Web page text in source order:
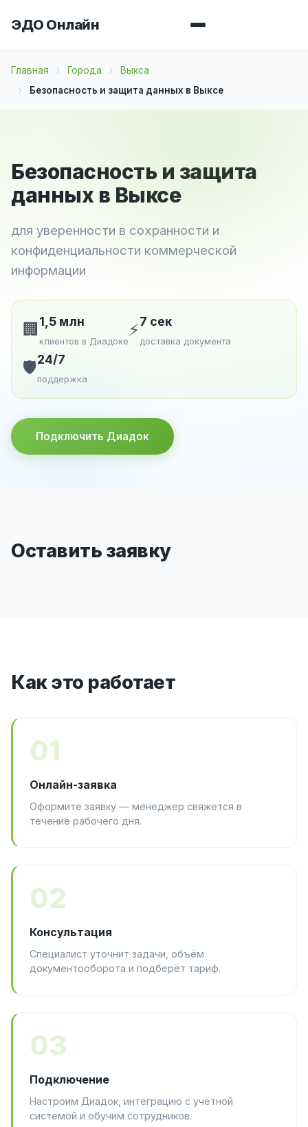
ЭДО Онлайн
Главная Города
Выкса
Безопасность и защита данных в Выксе
Безопасность и защита
данных в Выксе
для уверенности в сохранности и
конфиденциальности коммерческой
информации
🏢 1,5 млн
клиентов в Диадоке
⚡7 сек
доставка документа
🛡️24/7
поддержка
Подключить Диадок
Оставить заявку
Как это работает
01
Онлайн-заявка
Оформите заявку — менеджер свяжется в
течение рабочего дня.
02
Консультация
Специалист уточнит задачи, объём
документооборота и подберёт тариф.
03
Подключение
Настроим Диадок, интеграцию с учётной
системой и обучим сотрудников.